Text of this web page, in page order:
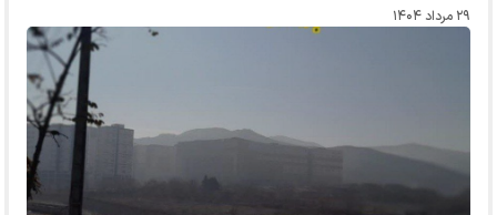
۲۹ مرداد ۱۴۰۴